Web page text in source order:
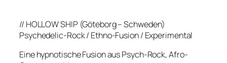
// HOLLOW SHIP (Göteborg – Schweden)
Psychedelic-Rock / Ethno-Fusion / Experimental
Eine hypnotische Fusion aus Psych-Rock, Afro-